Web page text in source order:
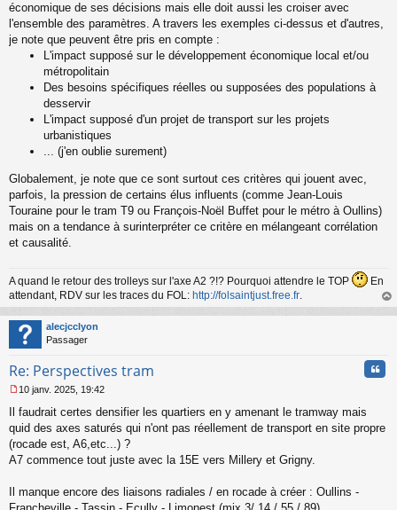
économique de ses décisions mais elle doit aussi les croiser avec
l'ensemble des paramètres. A travers les exemples ci-dessus et d'autres,
je note que peuvent être pris en compte :
L'impact supposé sur le développement économique local et/ou
métropolitain
Des besoins spécifiques réelles ou supposées des populations à
desservir
L'impact supposé d'un projet de transport sur les projets
urbanistiques
... (j'en oublie surement)
Globalement, je note que ce sont surtout ces critères qui jouent avec,
parfois, la pression de certains élus influents (comme Jean-Louis
Touraine pour le tram T9 ou François-Noël Buffet pour le métro à Oullins)
mais on a tendance à surinterpréter ce critère en mélangeant corrélation
et causalité.
A quand le retour des trolleys sur l'axe A2 ?!? Pourquoi attendre le TOP
En
attendant, RDV sur les traces du FOL: http://folsaintjust.free.fr
au
alecjcclyon
Passager
Re: Perspectives tram
e
s
s
a
g
n
o
10 janv. 2025, 19:42
Il faudrait certes densifier les quartiers en y amenant le tramway mais
quid des axes saturés qui n'ont pas réellement de transport en site propre
(rocade est, A6,etc...) ?
A7 commence tout juste avec la 15E vers Millery et Grigny.
Il manque encore des liaisons radiales / en rocade à créer : Oullins -